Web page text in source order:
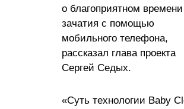
о благоприятном
зачатия с помощью
мобильного телефона,
рассказал глава проекта
Сергей Седых.
«Суть технологии Baby